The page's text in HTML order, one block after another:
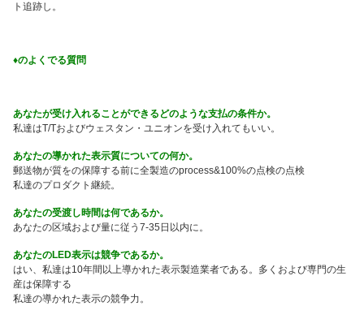
ト追跡し。
♦のよくでる質問
あなたが受け入れることができるどのような支払の条件か。
私達はT/Tおよびウェスタン・ユニオンを受け入れてもいい。
あなたの導かれた表示質についての何か。
郵送物が質をの保障する前に全製造のprocess&100%の点検の点検
私達のプロダクト継続。
あなたの受渡し時間は何であるか。
あなたの区域および量に従う7-35日以内に。
あなたのLED表示は競争であるか。
はい、私達は10年間以上導かれた表示製造業者である。多くおよび専門の生
産は保障する
私達の導かれた表示の競争力。